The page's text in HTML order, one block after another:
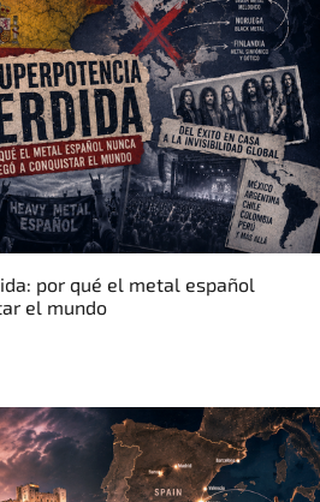
por qué el metal español
el mundo